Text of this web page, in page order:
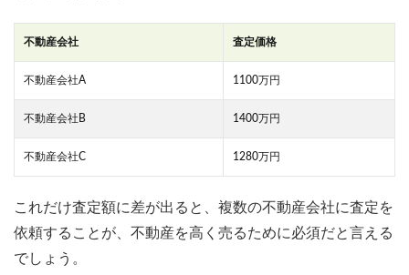
不動産会社 査定価格
不動産会社A 1100万円
不動産会社B 1400万円
不動産会社C 1280万円
これだけ査定額に差が出ると、複数の不動産会社に査定を
依頼することが、不動産を高く売るために必須だと言える
でしょう。